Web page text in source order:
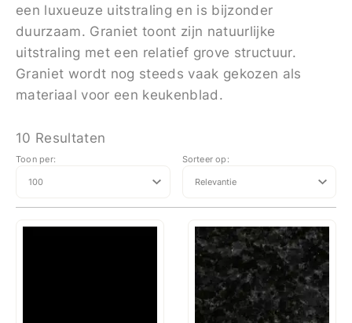
een luxueuze uitstraling en is bijzonder
duurzaam. Graniet toont zijn natuurlijke
uitstraling met een relatief grove structuur.
Graniet wordt nog steeds vaak gekozen als
materiaal voor een keukenblad.
10 Resultaten
Toon per: Sorteer op: